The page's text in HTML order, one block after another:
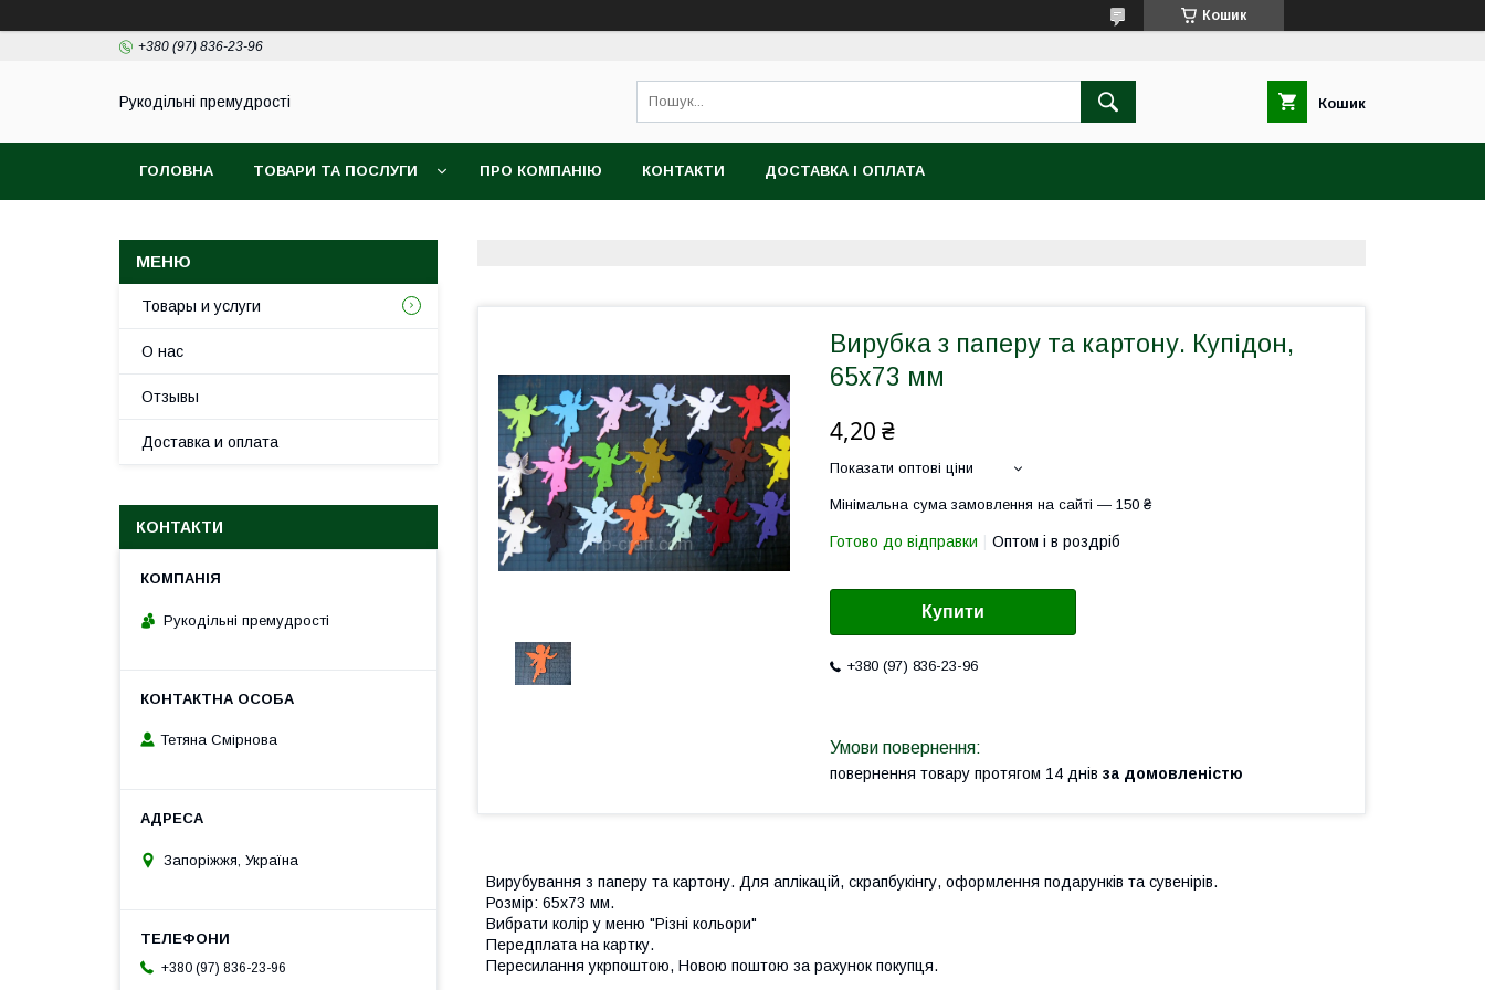
Кошик
+380 (97) 836-23-96
Рукодільні премудрості Кошик
ГОЛОВНА ТОВАРИ ТА ПОСЛУГИ ПРО КОМПАНІЮ КОНТАКТИ ДОСТАВКА І ОПЛАТА
Вирубка з паперу та картону. Купідон,
65х73 мм
4,20 ₴
Показати оптові ціни
Мінімальна сума замовлення на сайті — 150 ₴
Готово до відправки Оптом і в роздріб
Купити
+380 (97) 836-23-96
повернення товару протягом 14 днів за домовленістю
Вирубування з паперу та картону. Для аплікацій, скрапбукінгу, оформлення подарунків та сувенірів.
Розмір: 65х73 мм.
Вибрати колір у меню "Різні кольори"
Передплата на картку.
Пересилання укрпоштою, Новою поштою за рахунок покупця.
Товары и услуги
О нас
Отзывы
Доставка и оплата
КОНТАКТИ
Рукодільні премудрості
Тетяна Смірнова
Запоріжжя, Україна
+380 (97) 836-23-96